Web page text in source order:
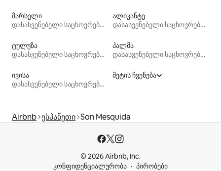
მარსელი
დასასვენებელი საცხოვრებლები
ალიკანტე
დასასვენებელი საცხოვრებლები
ტულუზა
დასასვენებელი საცხოვრებლები
პალმა
დასასვენებელი საცხოვრებლები
ივისა
დასასვენებელი საცხოვრებლები
მეტის ჩვენება
Airbnb ესპანეთი Son Mesquida
© 2026 Airbnb, Inc.
კონფიდენციალურობა
პირობები